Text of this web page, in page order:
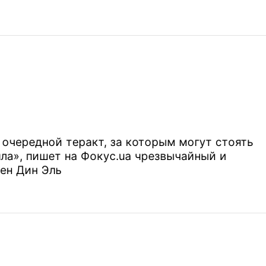
теракт, за которым могут стоять
пишет на Фокус.ua чрезвычайный и
Дин Эль